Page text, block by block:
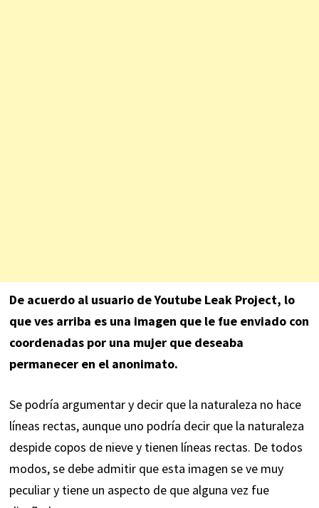
De acuerdo al usuario de Youtube Leak Project, lo
que ves arriba es una imagen que le fue enviado con
coordenadas por una mujer que deseaba
permanecer en el anonimato.
Se podría argumentar y decir que la naturaleza no hace
líneas rectas, aunque uno podría decir que la naturaleza
despide copos de nieve y tienen líneas rectas. De todos
modos, se debe admitir que esta imagen se ve muy
peculiar y tiene un aspecto de que alguna vez fue